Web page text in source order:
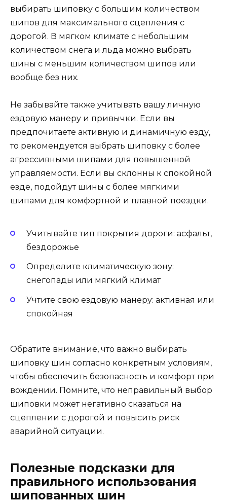
выбирать шиповку с большим количеством
шипов для максимального сцепления с
дорогой. В мягком климате с небольшим
количеством снега и льда можно выбрать
шины с меньшим количеством шипов или
вообще без них.
Не забывайте также учитывать вашу личную
ездовую манеру и привычки. Если вы
предпочитаете активную и динамичную езду,
то рекомендуется выбрать шиповку с более
агрессивными шипами для повышенной
управляемости. Если вы склонны к спокойной
езде, подойдут шины с более мягкими
шипами для комфортной и плавной поездки.
Учитывайте тип покрытия дороги: асфальт,
бездорожье
Определите климатическую зону:
снегопады или мягкий климат
Учтите свою ездовую манеру: активная или
спокойная
Обратите внимание, что важно выбирать
шиповку шин согласно конкретным условиям,
чтобы обеспечить безопасность и комфорт при
вождении. Помните, что неправильный выбор
шиповки может негативно сказаться на
сцеплении с дорогой и повысить риск
аварийной ситуации.
Полезные подсказки для
правильного использования
шипованных шин